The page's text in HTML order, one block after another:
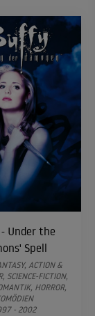
Under the
Spell
ACTION &
SCIENCE-FICTION,
HORROR,
- 2002